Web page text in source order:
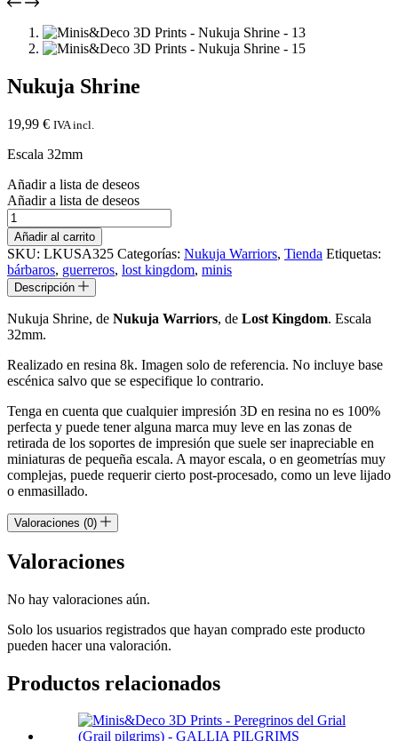
Nukuja Shrine
19,99 € IVA incl.
Escala 32mm
Añadir a lista de deseos
Añadir a lista de deseos
Nukuja
Shrine
cantidad
Añadir al carrito
SKU: LKUSA325 Categorías: Nukuja Warriors, Tienda Etiquetas:
bárbaros, guerreros, lost kingdom, minis
Descripción
Nukuja Shrine, de Nukuja Warriors, de Lost Kingdom. Escala
32mm.
Realizado en resina 8k. Imagen solo de referencia. No incluye base
escénica salvo que se especifique lo contrario.
Tenga en cuenta que cualquier impresión 3D en resina no es 100%
perfecta y puede tener alguna marca muy leve en las zonas de
retirada de los soportes de impresión que suele ser inapreciable en
miniaturas de pequeña escala. A mayor escala, o en geometrías muy
complejas, puede requerir cierto post-procesado, como un leve lijado
o enmasillado.
Valoraciones (0)
Valoraciones
No hay valoraciones aún.
Solo los usuarios registrados que hayan comprado este producto
pueden hacer una valoración.
Productos relacionados